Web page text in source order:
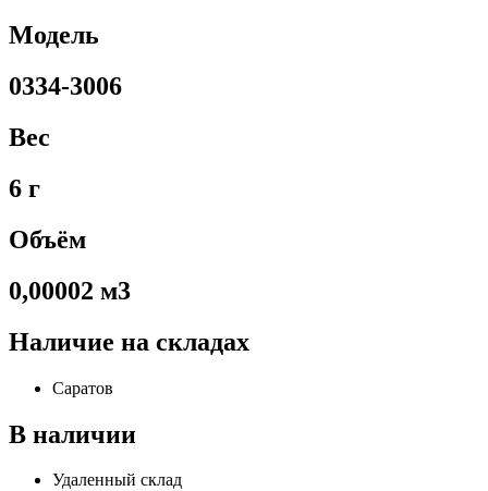
Модель
0334-3006
Вес
6 г
Объём
0,00002 м3
Наличие на складах
Саратов
В наличии
Удаленный склад